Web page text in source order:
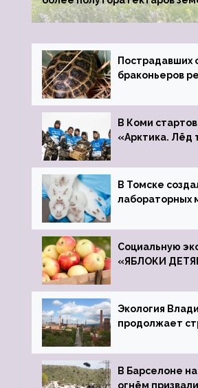
Пострадавших
браконьеров
зоопарк
В Коми
«Арктика. Лёд
В Томске
лабораторных
Социальную
«ЯБЛОКИ
Экология
продолжает
В Барселоне
огнём